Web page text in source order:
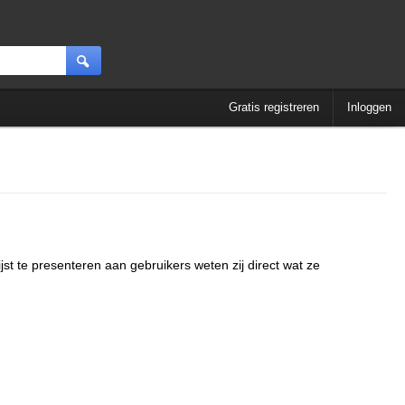
Gratis registreren Inloggen
te presenteren aan gebruikers weten zij direct wat ze